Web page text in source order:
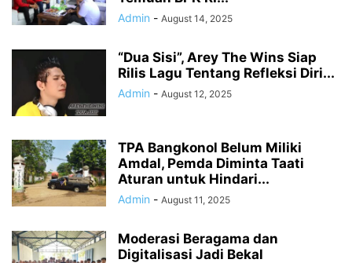
Admin - August 14, 2025
“Dua Sisi”, Arey The Wins Siap
Rilis Lagu Tentang Refleksi Diri...
Admin - August 12, 2025
TPA Bangkonol Belum Miliki
Amdal, Pemda Diminta Taati
Aturan untuk Hindari...
Admin - August 11, 2025
Moderasi Beragama dan
Digitalisasi Jadi Bekal